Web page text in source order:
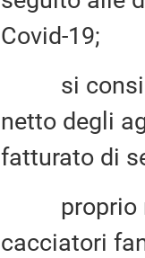
Covid-19;
si
netto degli
fatturato di
proprio
cacciatori